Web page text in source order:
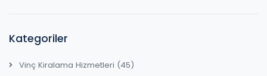
Kategoriler
Vinç Kiralama Hizmetleri (45)